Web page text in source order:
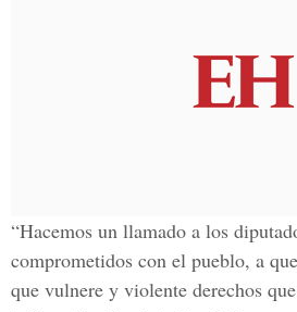
“Hacemos un llamado a los
comprometidos con el pueblo, a
que vulnere y violente derechos